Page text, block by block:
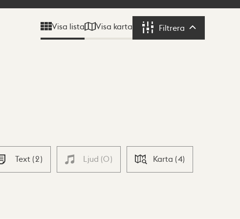
Visa lista Visa karta Filtrera Filtrera
Text (2) Ljud (0) Karta (4)